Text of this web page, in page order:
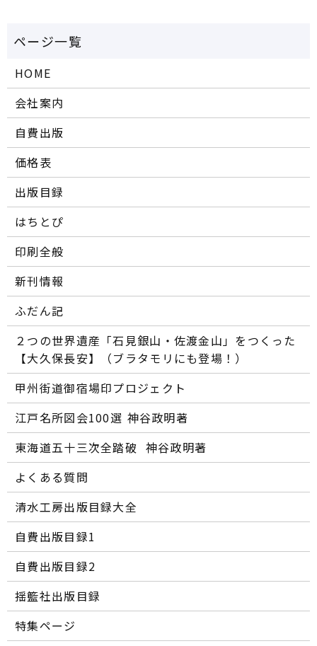
HOME
会社案内
自費出版
価格表
出版目録
はちとぴ
印刷全般
新刊情報
ふだん記
２つの世界遺産「石見銀山・佐渡金山」をつくった
【大久保長安】（ブラタモリにも登場！）
甲州街道御宿場印プロジェクト
江戸名所図会100選―― 神谷政明著
東海道五十三次全踏破 ―― 神谷政明著
よくある質問
清水工房出版目録大全
自費出版目録1
自費出版目録2
揺籃社出版目録
特集ページ